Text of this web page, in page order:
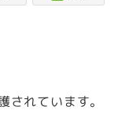
されています。